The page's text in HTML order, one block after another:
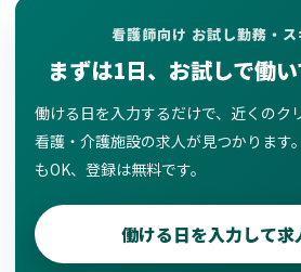
看護師向け お試し勤務・
まずは1日、お試しで働
働ける日を入力するだけで、近くのク
看護・介護施設の求人が見つかります
もOK、登録は無料です。
働ける日を入力して求